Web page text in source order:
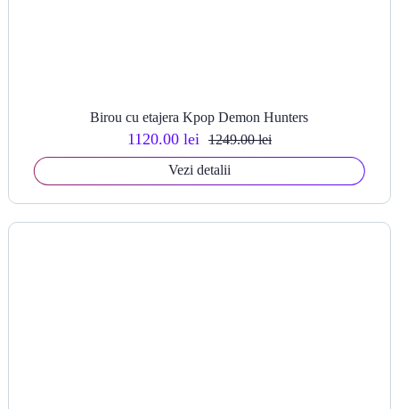
Birou cu etajera Kpop Demon Hunters
1249.00 lei
1120.00 lei
Vezi detalii